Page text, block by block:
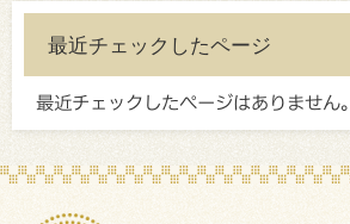
最近チェックしたページ
最近チェックしたページはありません。